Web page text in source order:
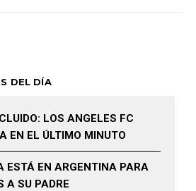
DEL DÍA
LOS ANGELES FC
EN EL ÚLTIMO MINUTO
ESTÁ EN ARGENTINA PARA
A SU PADRE